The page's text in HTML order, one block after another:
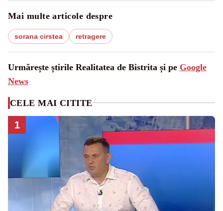
Mai multe articole despre
sorana cirstea retragere
Urmărește știrile Realitatea de Bistrita și pe Google
News
CELE MAI CITITE
1